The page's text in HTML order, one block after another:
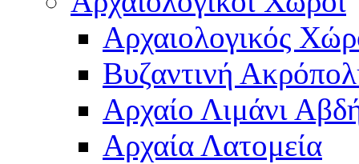
Αρχαιολογικός
Βυζαντινή
Αρχαίο Λιμάνι
Αρχαία Λατομεία